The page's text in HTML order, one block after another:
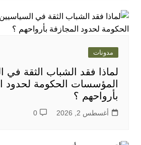
مدونات
لماذا فقد الشباب الثقة في
المؤسسات الحكومة لحدود
بأرواحهم ؟
أغسطس 2, 2026 0